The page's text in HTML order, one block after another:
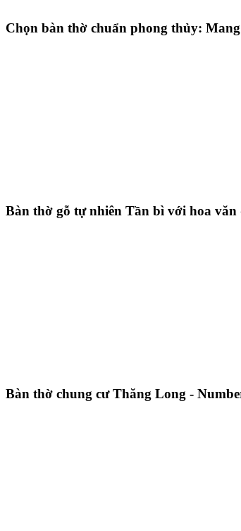
Chọn bàn thờ chuẩn phong thủy:
Bàn thờ gỗ tự nhiên Tần bì với hoa
Bàn thờ chung cư Thăng Long -